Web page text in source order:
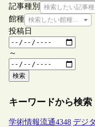
記事種別
検索したい記事
館種 検索したい館種を選択
投稿日
～
検索
キーワードから検索
学術情報流通4348 デジ